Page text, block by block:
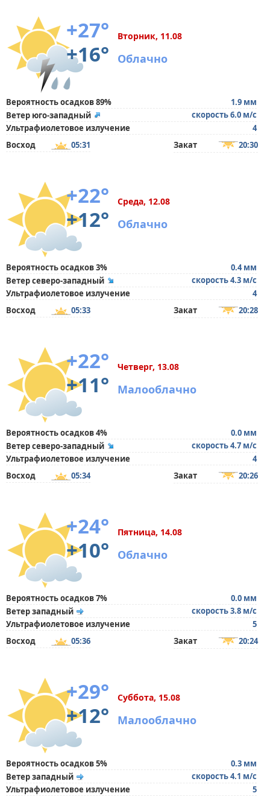
+27°
+16°
Вторник, 11.08
Облачно
Вероятность осадков 89%
1.9 мм
Ветер юго-западный
скорость 6.0 м/с
Ультрафиолетовое излучение
4
Восход
05:31 Закат 20:30
+22°
+12°
Среда, 12.08
Облачно
Вероятность осадков 3%
0.4 мм
Ветер северо-западный
скорость 4.3 м/с
Ультрафиолетовое излучение
4
Восход
05:33 Закат 20:28
+22°
+11°
Четверг, 13.08
Малооблачно
Вероятность осадков 4%
0.0 мм
Ветер северо-западный
скорость 4.7 м/с
Ультрафиолетовое излучение
4
Восход
05:34 Закат 20:26
+24°
+10°
Пятница, 14.08
Облачно
Вероятность осадков 7%
0.0 мм
Ветер западный
скорость 3.8 м/с
Ультрафиолетовое излучение
5
Восход
05:36 Закат 20:24
+29°
+12°
Суббота, 15.08
Малооблачно
Вероятность осадков 5%
0.3 мм
Ветер западный
скорость 4.1 м/с
Ультрафиолетовое излучение
5